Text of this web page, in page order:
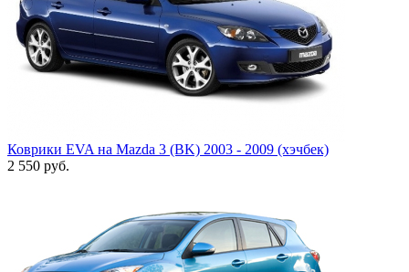
Коврики EVA на Mazda 3 (BK) 2003 - 2009 (хэчбек)
2 550 руб.